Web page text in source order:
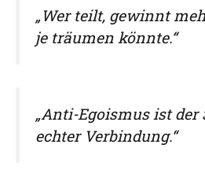
„Wer teilt, gewinnt
je träumen könnte.“
„Anti-Egoismus ist der
echter Verbindung.“